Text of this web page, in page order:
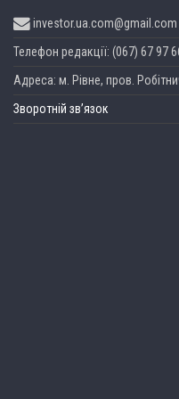
investor.ua.com@gmail.com
Телефон редакції: (067) 67 97
Адреса: м. Рівне, пров.
Зворотній зв’язок